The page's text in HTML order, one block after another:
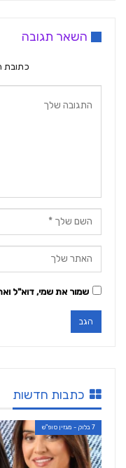
השאר תגובה
כתובת
שמור את שמי, דוא"ל
כתבות חדשות
7 בלוק - מגזין סופ"ש